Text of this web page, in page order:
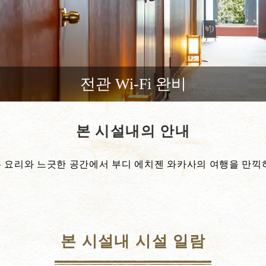
전관 Wi-Fi 완비
본 시설내의 안내
요리와 느긋한 공간에서 부디 에치젠 와카사의 여행을 만끽
본 시설내 시설 일람